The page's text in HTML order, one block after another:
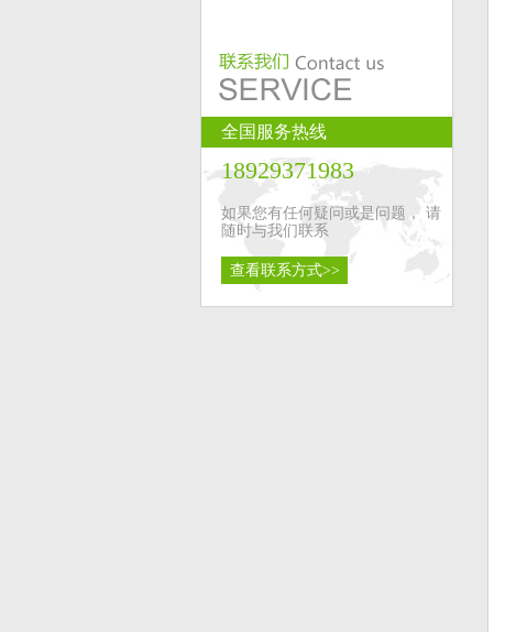
全国服务热线
18929371983
如果您有任何疑问或是问题， 请
随时与我们联系
查看联系方式>>